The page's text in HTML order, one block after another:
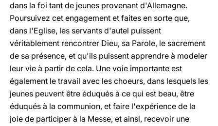
dans la foi tant de jeunes provenant d'Allemagne.
Poursuivez cet engagement et faites en sorte que,
dans l'Eglise, les servants d'autel puissent
véritablement rencontrer Dieu, sa Parole, le sacrement
de sa présence, et qu'ils puissent apprendre à modeler
leur vie à partir de cela. Une voie importante est
également le travail avec les choeurs, dans lesquels les
jeunes peuvent être éduqués à ce qui est beau, être
éduqués à la communion, et faire l'expérience de la
joie de participer à la Messe, et ainsi, recevoir une